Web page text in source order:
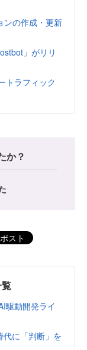
ンの作成・更新
」がリリ
トラフィック
か？
ポスト
駆動開発ライ
に「判断」を